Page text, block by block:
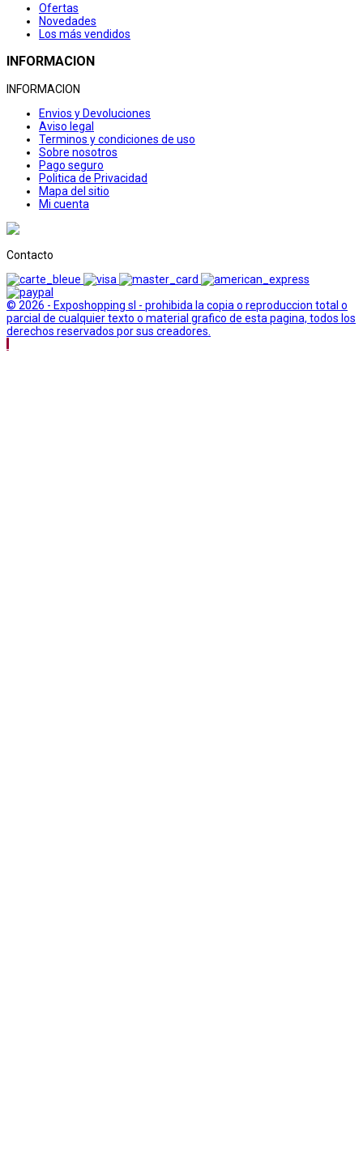
Ofertas
Novedades
Los más vendidos
INFORMACION
INFORMACION
Envios y Devoluciones
Aviso legal
Terminos y condiciones de uso
Sobre nosotros
Pago seguro
Politica de Privacidad
Mapa del sitio
Mi cuenta
Contacto
© 2026 - Exposhopping sl - prohibida la copia o reproduccion total o
parcial de cualquier texto o material grafico de esta pagina, todos los
derechos reservados por sus creadores.